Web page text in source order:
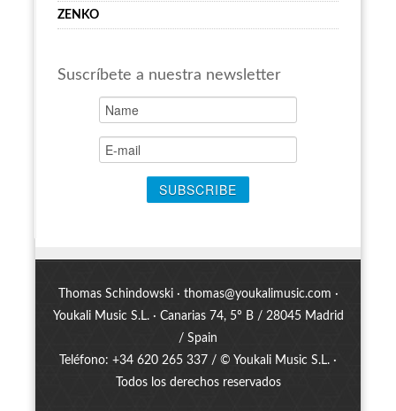
ZENKO
Suscríbete a nuestra newsletter
Thomas Schindowski · thomas@youkalimusic.com ·
Youkali Music S.L. · Canarias 74, 5º B / 28045 Madrid
/ Spain
Teléfono: +34 620 265 337 / © Youkali Music S.L. ·
Todos los derechos reservados